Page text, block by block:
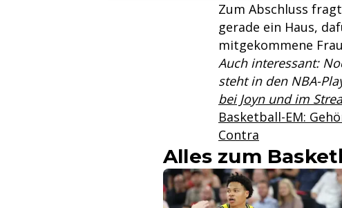
Zum Abschluss
gerade ein Haus,
mitgekommene
Auch interessant:
steht in den NBA-
bei Joyn und im
Basketball-EM:
Contra
Alles zum